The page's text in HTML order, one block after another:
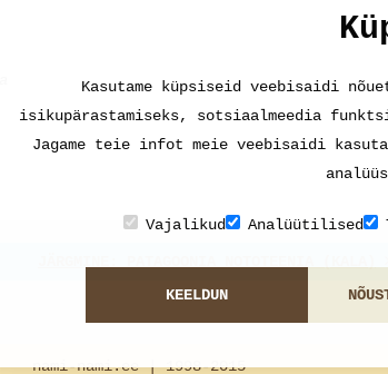
nami-nami.ee | 1998-2015
Kasutame küpsiseid veebisaidi
isikupärastamiseks, sotsiaalmeedia
Jagame teie infot meie veebisaidi
Vajalikud Analüütilised
KEELDUN